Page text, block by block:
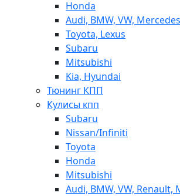
Honda
Audi, BMW, VW, Mercedes
Toyota, Lexus
Subaru
Mitsubishi
Kia, Hyundai
Тюнинг КПП
Кулисы кпп
Subaru
Nissan/Infiniti
Toyota
Honda
Mitsubishi
Audi, BMW, VW, Renault,